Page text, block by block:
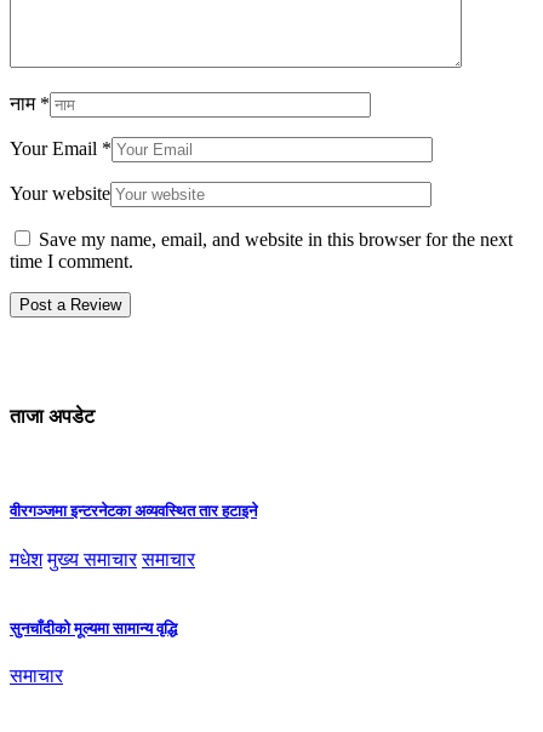
नाम *
Your Email *
Your website
Save my name, email, and website in this browser for the next
time I comment.
ताजा अपडेट
वीरगञ्जमा इन्टरनेटका अव्यवस्थित तार हटाइने
मधेश मुख्य समाचार समाचार
सुनचाँदीको मूल्यमा सामान्य वृद्धि
समाचार